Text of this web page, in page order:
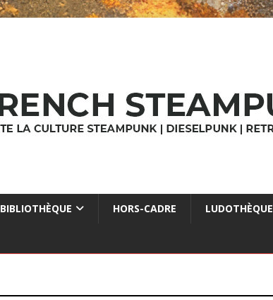
BIBLIOTHÈQUE HORS-CADRE LUDOTHÈQUE